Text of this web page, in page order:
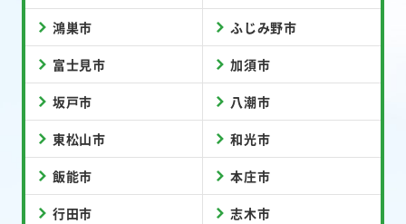
鴻巣市 ふじみ野市
富士見市 加須市
坂戸市 八潮市
東松山市 和光市
飯能市 本庄市
行田市 志木市